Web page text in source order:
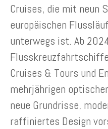
Cruises, die mit neun
europäischen
unterwegs ist. Ab
Cruises & Tours und
mehrjährigen
neue Grundrisse,
raffiniertes Design